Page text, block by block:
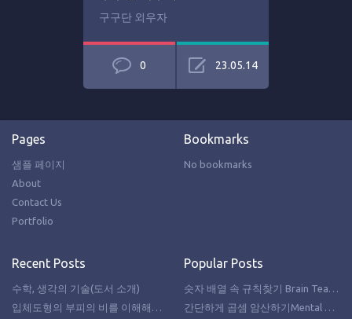
구구단 외우자
0 23.05.14
Pages
샘플 페이지
About
Contact Us
Portfolio
Bookmarks
No bookmarks
Recent Posts
수학, 생각의 기술(도서 소개)
입체도형의 부피의 비를 이해해보자!
Popular Posts
숫자 배열 속 규칙찾기 Brain Teasers – Find the Missing Number Series
간단하게 곱셈 암산하기Mental Math Tricks – How to multiply in your head!